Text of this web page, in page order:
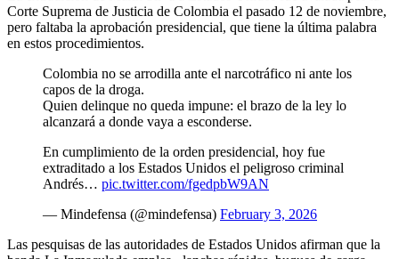
Corte Suprema de Justicia de Colombia el pasado 12 de noviembre,
pero faltaba la aprobación presidencial, que tiene la última palabra
en estos procedimientos.
Colombia no se arrodilla ante el narcotráfico ni ante los
capos de la droga.
Quien delinque no queda impune: el brazo de la ley lo
alcanzará a donde vaya a esconderse.
En cumplimiento de la orden presidencial, hoy fue
extraditado a los Estados Unidos el peligroso criminal
Andrés… pic.twitter.com/fgedpbW9AN
— Mindefensa (@mindefensa) February 3, 2026
Las pesquisas de las autoridades de Estados Unidos afirman que la